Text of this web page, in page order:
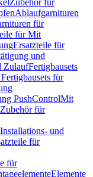
Zubehör für
Ablaufgarnituren
für
für Mit
Ersatzteile für
und
ZulaufFertigbausets
für
PushControlMit
Zubehör für
Installations- und
für
für
Elemente